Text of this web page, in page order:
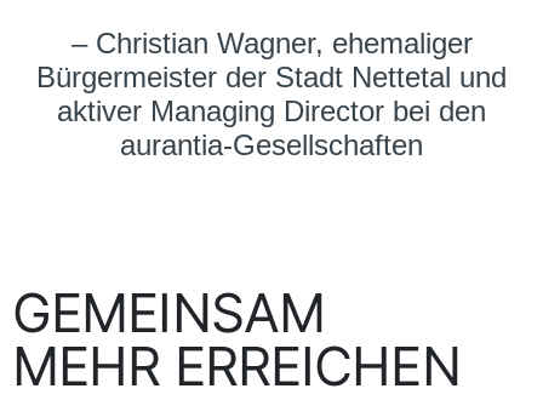
– Christian Wagner, ehemaliger
Bürgermeister der Stadt Nettetal und
aktiver Managing Director bei den
aurantia-Gesellschaften
GEMEINSAM
MEHR ERREICHEN